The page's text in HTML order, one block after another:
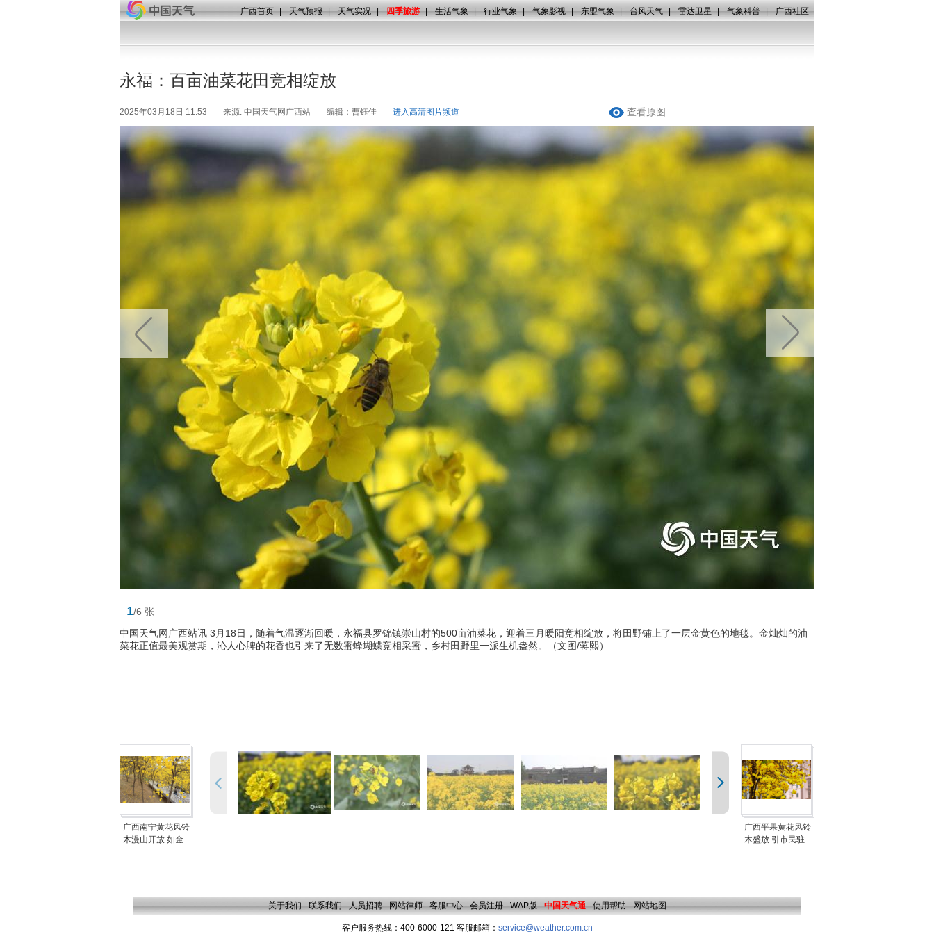
广西首页 | 天气预报 | 天气实况 | 四季旅游 | 生活气象 | 行业气象 | 气象影视 | 东盟气象 | 台风天气 | 雷达卫星 | 气象科普 | 广西社区
永福：百亩油菜花田竞相绽放
2025年03月18日 11:53 来源: 中国天气网广西站 编辑：曹钰佳 进入高清图片频道 查看原图
1/6 张
中国天气网广西站讯 3月18日，随着气温逐渐回暖，永福县罗锦镇崇山村的500亩油菜花，迎着三月暖阳竞相绽放，将田野铺上了一层金黄色的地毯。金灿灿的油
菜花正值最美观赏期，沁人心脾的花香也引来了无数蜜蜂蝴蝶竞相采蜜，乡村田野里一派生机盎然。（文图/蒋熙）
广西南宁黄花风铃
木漫山开放 如金...
广西平果黄花风铃
木盛放 引市民驻...
关于我们 - 联系我们 - 人员招聘 - 网站律师 - 客服中心 - 会员注册 - WAP版 - 中国天气通 - 使用帮助 - 网站地图
客户服务热线：400-6000-121 客服邮箱： service@weather.com.cn